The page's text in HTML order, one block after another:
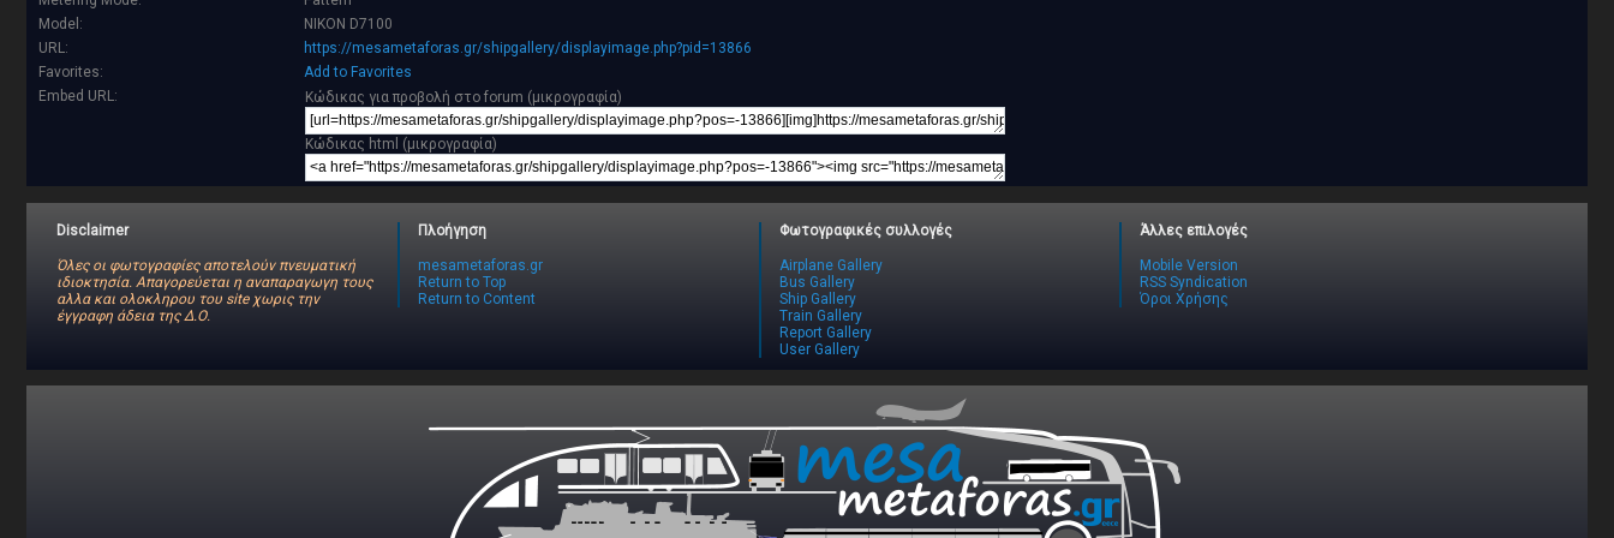
Model:
NIKON D7100
URL:
https://mesametaforas.gr/shipgallery/displayimage.php?pid=13866
Favorites:
Add to Favorites
Embed URL:
Κώδικας για προβολή στο forum (μικρογραφία)
Κώδικας html (μικρογραφία)
Disclaimer
Όλες οι φωτογραφίες αποτελούν πνευματική
ιδιοκτησία. Απαγορεύεται η αναπαραγωγη τους
αλλα και ολοκληρου του site χωρις την
έγγραφη άδεια της Δ.Ο.
Πλοήγηση
mesametaforas.gr
Return to Top
Return to Content
Φωτογραφικές συλλογές
Airplane Gallery
Bus Gallery
Ship Gallery
Train Gallery
Report Gallery
User Gallery
Άλλες επιλογές
Mobile Version
RSS Syndication
Όροι Χρήσης